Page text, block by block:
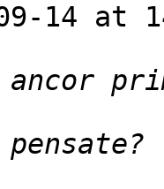
09-14 at
ancor